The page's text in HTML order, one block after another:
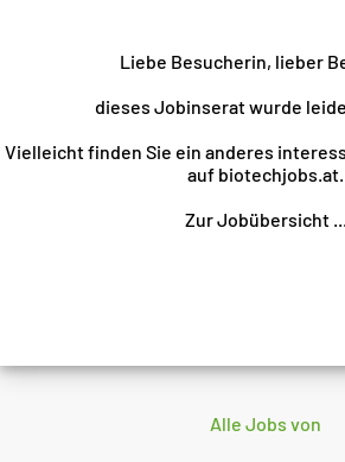
Liebe Besucherin, lieber
dieses Jobinserat wurde
Vielleicht finden Sie ein anderes
auf biotechjobs.at.
Zur Jobübersicht ...
Alle Jobs von